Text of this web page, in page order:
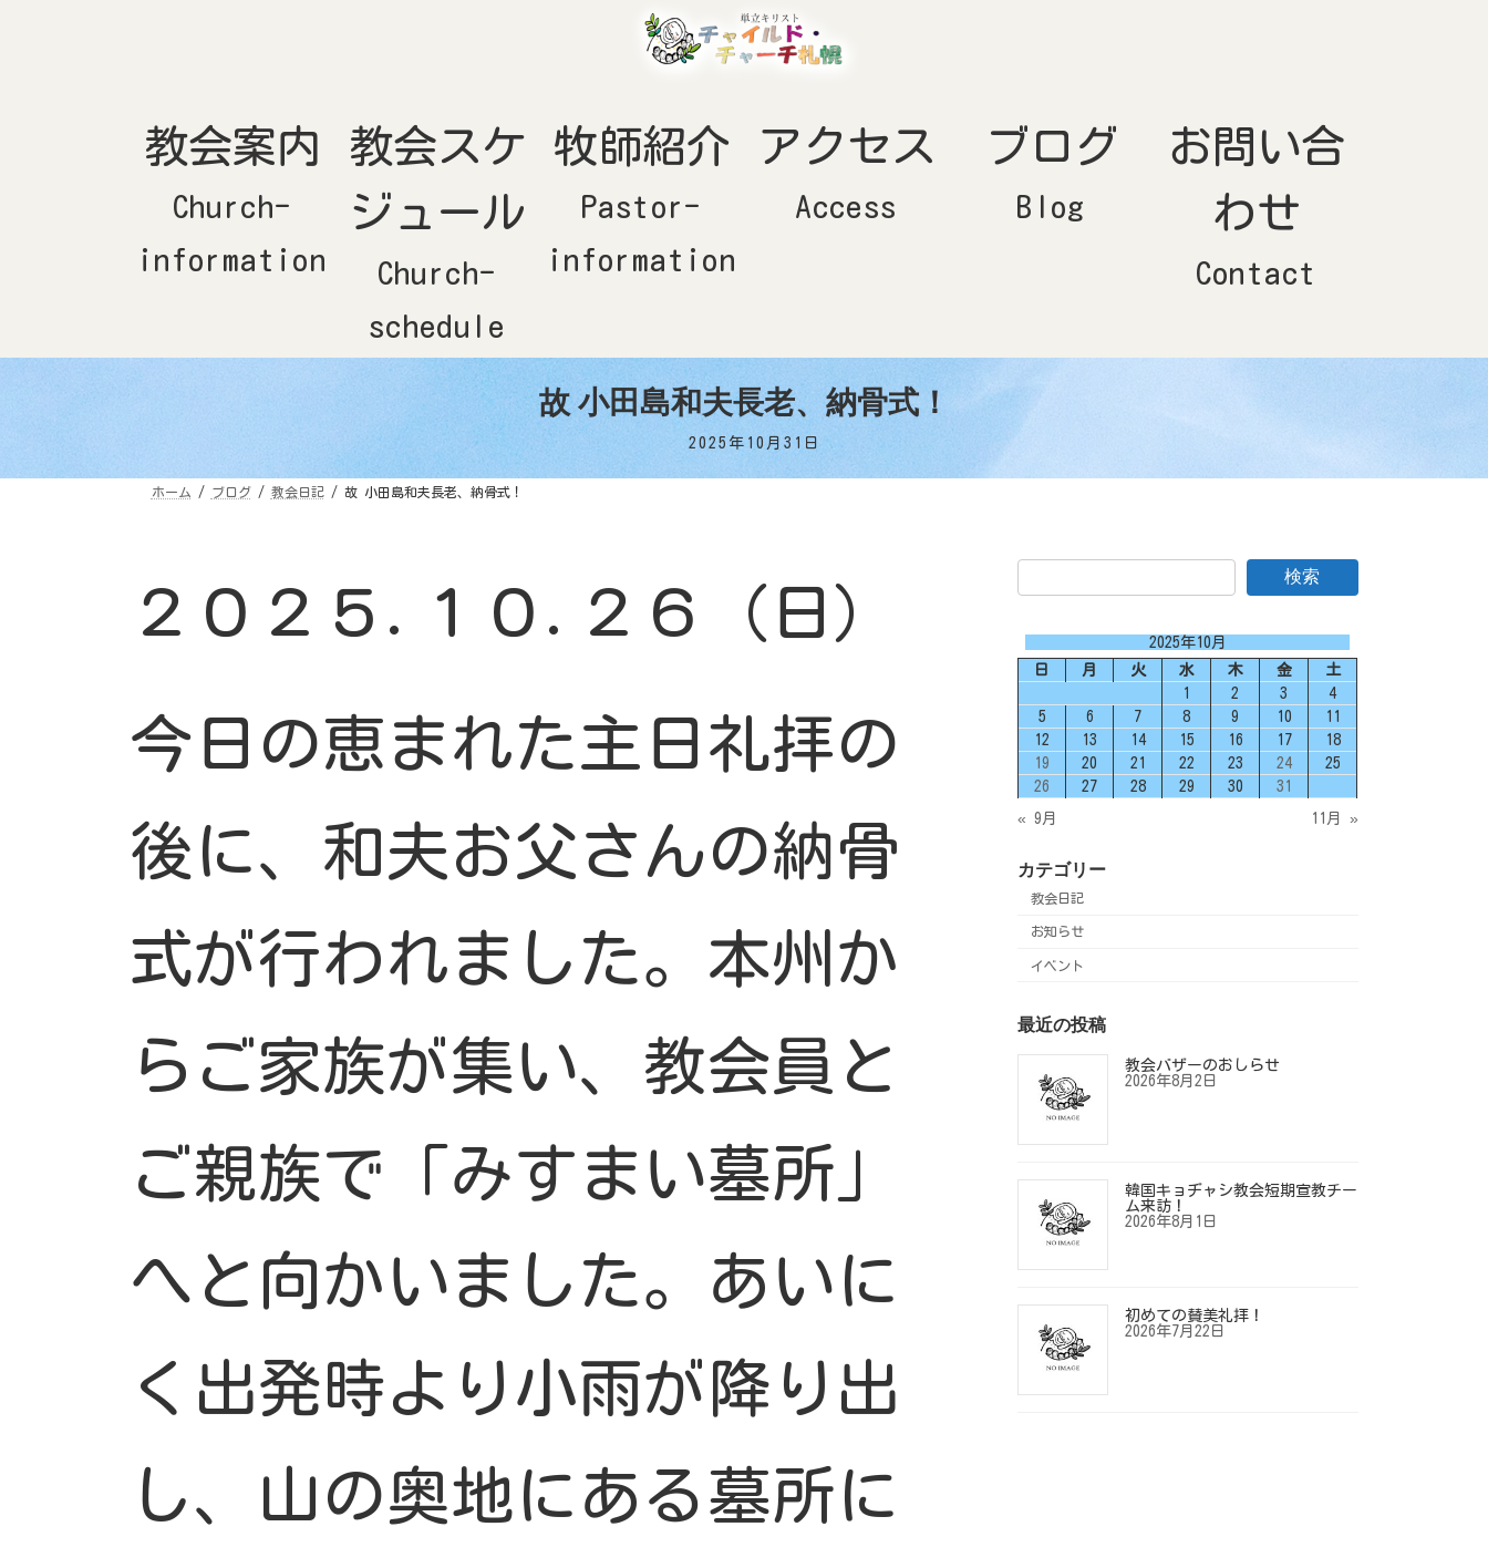
教会案内
Church-
information
教会スケ
ジュール
Church-
schedule
牧師紹介
Pastor-
information
アクセス
Access
ブログ
Blog
お問い合
わせ
Contact
故 小田島和夫長老、納骨式！
2025年10月31日
ホーム ブログ 教会日記 故 小田島和夫長老、納骨式！
２０２５.１０.２６（日）
今日の恵まれた主日礼拝の
後に、和夫お父さんの納骨
式が行われました。本州か
らご家族が集い、教会員と
ご親族で「みすまい墓所」
へと向かいました。あいに
く出発時より小雨が降り出
し、山の奥地にある墓所に
検索
2025年10月
日
月 火 水 木 金
土
1
2 3
4
5
6 7 8 9 10
11
12
13 14 15 16 17
18
19
20 21 22 23 24
25
26
27 28 29 30 31
« 9月 11月 »
カテゴリー
教会日記
お知らせ
イベント
最近の投稿
教会バザーのおしらせ
2026年8月2日
韓国キョヂャシ教会短期宣教チー
ム来訪！
2026年8月1日
初めての賛美礼拝！
2026年7月22日